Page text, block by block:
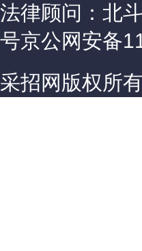
法律顾问：北
号京公网安备
采招网版权所